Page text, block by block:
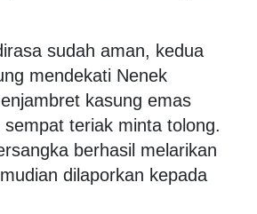
sudah aman, kedua
mendekati Nenek
kasung emas
teriak minta tolong.
berhasil melarikan
dilaporkan kepada